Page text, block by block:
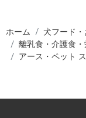
ホーム 犬フード・
離乳食・介護食・
アース・ペット